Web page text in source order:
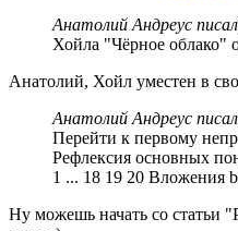
Анатолий Андреус
Хойла "Чёрное облако"
Анатолий, Хойл уместен в
Анатолий Андреус
Перейти к первому
Рефлексия основных
1 ... 18 19 20 Вложения
Ну можешь начать со статьи